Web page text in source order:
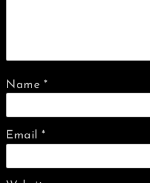
Name *
Email *